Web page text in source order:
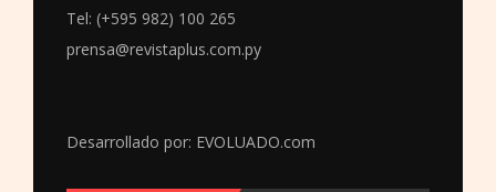
Tel: (+595 982) 100 265
prensa@revistaplus.com.py
Desarrollado por: EVOLUADO.com